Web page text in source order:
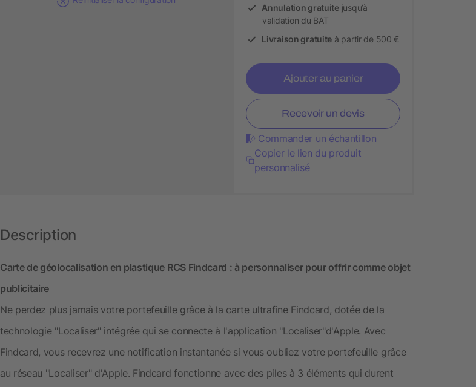
Annulation gratuitejusqu’à
validation du BAT
Livraison gratuite à partir de 500 €
Ajouter au panier
Recevoir un devis
Commander un échantillon
Copier le lien du produit
personnalisé
Description
Carte de géolocalisation en plastique RCS Findcard : à personnaliser pour offrir comme objet
publicitaire
Ne perdez plus jamais votre portefeuille grâce à la carte ultrafine Findcard, dotée de la
technologie "Localiser" intégrée qui se connecte à l'application "Localiser"d'Apple. Avec
Findcard, vous recevrez une notification instantanée si vous oubliez votre portefeuille grâce
au réseau "Localiser" d'Apple. Findcard fonctionne avec des piles à 3 éléments qui durent